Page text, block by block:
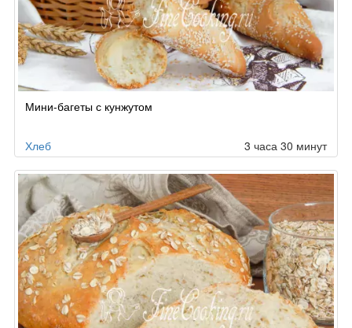
Мини-багеты с кунжутом
Хлеб 3 часа 30 минут